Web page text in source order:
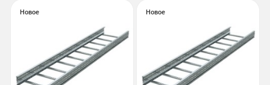
Новое Новое